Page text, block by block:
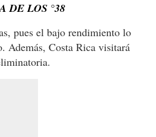
DE LOS °38
pues el bajo rendimiento lo
Además, Costa Rica visitará